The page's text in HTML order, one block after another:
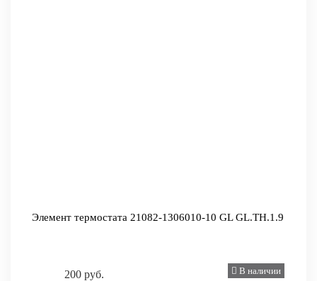
Элемент термостата 21082-1306010-10 GL GL.TH.1.9
200 руб. В наличии